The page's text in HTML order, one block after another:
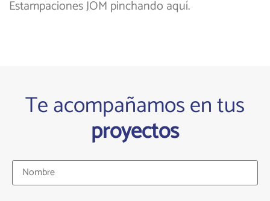
Estampaciones JOM pinchando aquí.
Te acompañamos en tus
proyectos